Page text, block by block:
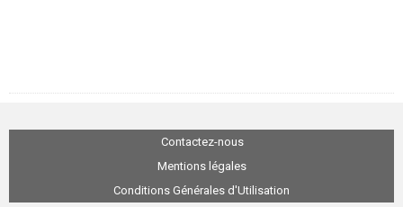
Contactez-nous
Mentions légales
Conditions Générales d'Utilisation